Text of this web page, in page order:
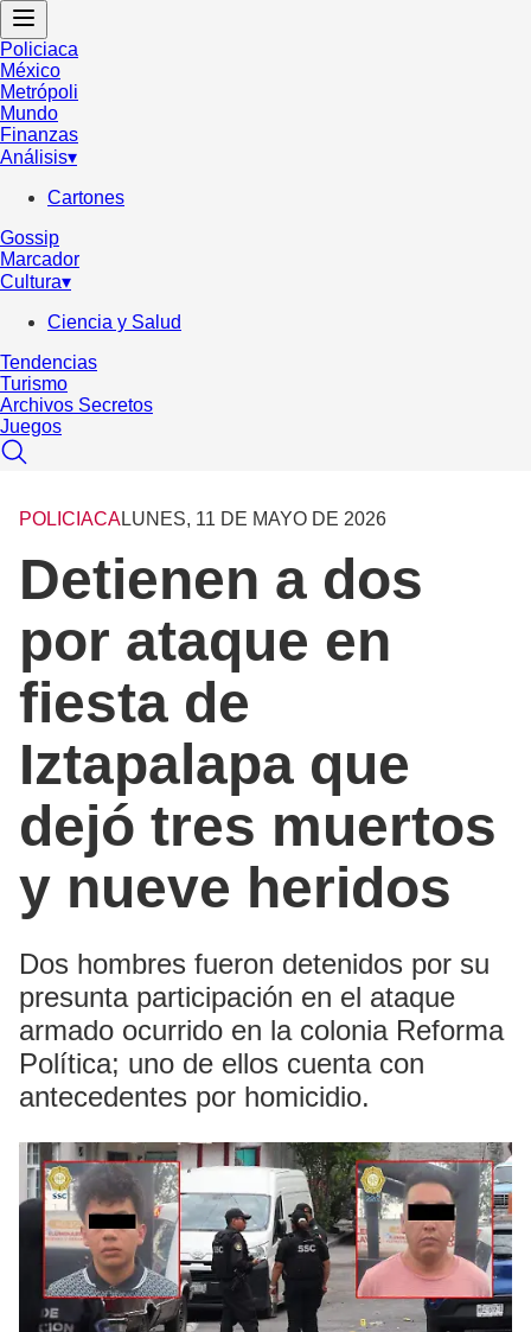
Policiaca
México
Metrópoli
Mundo
Finanzas
Análisis▾
Cartones
Gossip
Marcador
Cultura▾
Ciencia y Salud
Tendencias
Turismo
Archivos Secretos
Juegos
POLICIACALUNES, 11 DE MAYO DE 2026
Detienen a dos
por ataque en
fiesta de
Iztapalapa que
dejó tres muertos
y nueve heridos
Dos hombres fueron detenidos por su
presunta participación en el ataque
armado ocurrido en la colonia Reforma
Política; uno de ellos cuenta con
antecedentes por homicidio.